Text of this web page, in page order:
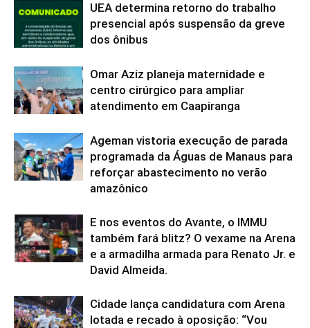
UEA determina retorno do trabalho
presencial após suspensão da greve
dos ônibus
Omar Aziz planeja maternidade e
centro cirúrgico para ampliar
atendimento em Caapiranga
Ageman vistoria execução de parada
programada da Águas de Manaus para
reforçar abastecimento no verão
amazônico
E nos eventos do Avante, o IMMU
também fará blitz? O vexame na Arena
e a armadilha armada para Renato Jr. e
David Almeida.
Cidade lança candidatura com Arena
lotada e recado à oposição: “Vou